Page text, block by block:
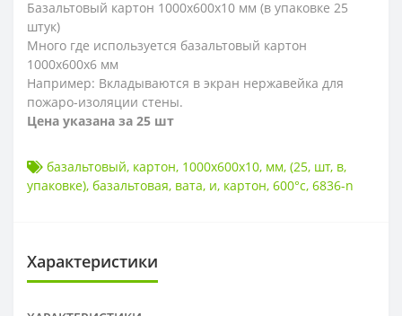
Базальтовый картон 1000х600х10 мм (в упаковке 25
штук)
Много где используется базальтовый картон
1000х600х6 мм
Например: Вкладываются в экран нержавейка для
пожаро-изоляции стены.
Цена указана за 25 шт
базальтовый, картон, 1000х600х10, мм, (25, шт, в,
упаковке), базальтовая, вата, и, картон, 600°c, 6836-n
Характеристики